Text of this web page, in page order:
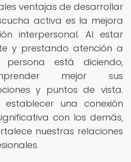
ventajas de desarrollar
activa es la mejora
interpersonal. Al estar
y prestando atención a
está diciendo,
mejor sus
y puntos de vista.
una conexión
con los demás,
nuestras relaciones